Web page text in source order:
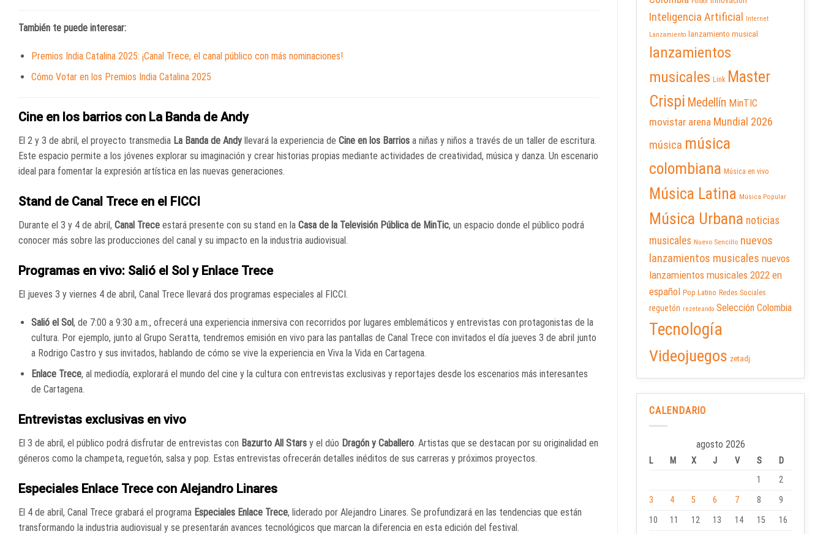
También te puede interesar:
Premios India Catalina 2025: ¡Canal Trece, el canal público con más nominaciones!
Cómo Votar en los Premios India Catalina 2025
Cine en los barrios con La Banda de Andy
El 2 y 3 de abril, el proyecto transmedia La Banda de Andy llevará la experiencia de Cine en los Barrios a niñas y niños a través de un taller de escritura.
Este espacio permite a los jóvenes explorar su imaginación y crear historias propias mediante actividades de creatividad, música y danza. Un escenario
ideal para fomentar la expresión artística en las nuevas generaciones.
Stand de Canal Trece en el FICCI
Durante el 3 y 4 de abril, Canal Trece estará presente con su stand en la Casa de la Televisión Pública de MinTic, un espacio donde el público podrá
conocer más sobre las producciones del canal y su impacto en la industria audiovisual.
Programas en vivo: Salió el Sol y Enlace Trece
El jueves 3 y viernes 4 de abril, Canal Trece llevará dos programas especiales al FICCI.
Salió el Sol, de 7:00 a 9:30 a.m., ofrecerá una experiencia inmersiva con recorridos por lugares emblemáticos y entrevistas con protagonistas de la
cultura. Por ejemplo, junto al Grupo Seratta, tendremos emisión en vivo para las pantallas de Canal Trece con invitados el día jueves 3 de abril junto
a Rodrigo Castro y sus invitados, hablando de cómo se vive la experiencia en Viva la Vida en Cartagena.
Enlace Trece, al mediodía, explorará el mundo del cine y la cultura con entrevistas exclusivas y reportajes desde los escenarios más interesantes
de Cartagena.
Entrevistas exclusivas en vivo
El 3 de abril, el público podrá disfrutar de entrevistas con Bazurto All Stars y el dúo Dragón y Caballero. Artistas que se destacan por su originalidad en
géneros como la champeta, reguetón, salsa y pop. Estas entrevistas ofrecerán detalles inéditos de sus carreras y próximos proyectos.
Especiales Enlace Trece con Alejandro Linares
El 4 de abril, Canal Trece grabará el programa Especiales Enlace Trece, liderado por Alejandro Linares. Se profundizará en las tendencias que están
transformando la industria audiovisual y se presentarán avances tecnológicos que marcan la diferencia en esta edición del festival.
Inteligencia Artificial
Internet
Lanzamiento
lanzamiento musical
lanzamientos
musicales Link Master
Crispi Medellín MinTIC
movistar arena Mundial 2026
música música
colombiana Música en vivo
Música Latina Música Popular
Música Urbana noticias
musicales Nuevo Sencillo nuevos
lanzamientos musicales nuevos
lanzamientos musicales 2022 en
español Pop Latino Redes Sociales
reguetón rezeteando Selección Colombia
Tecnología
Videojuegos zetadj
CALENDARIO
agosto 2026
L M X J V S
D
1
2
3
4 5 6 7 8
9
10
11 12 13 14 15
16